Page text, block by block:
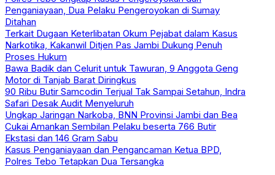
Penganiayaan, Dua Pelaku Pengeroyokan di Sumay
Ditahan
Terkait Dugaan Keterlibatan Okum Pejabat dalam Kasus
Narkotika, Kakanwil Ditjen Pas Jambi Dukung Penuh
Proses Hukum
Bawa Badik dan Celurit untuk Tawuran, 9 Anggota Geng
Motor di Tanjab Barat Diringkus
90 Ribu Butir Samcodin Terjual Tak Sampai Setahun, Indra
Safari Desak Audit Menyeluruh
Ungkap Jaringan Narkoba, BNN Provinsi Jambi dan Bea
Cukai Amankan Sembilan Pelaku beserta 766 Butir
Ekstasi dan 146 Gram Sabu
Kasus Penganiayaan dan Pengancaman Ketua BPD,
Polres Tebo Tetapkan Dua Tersangka